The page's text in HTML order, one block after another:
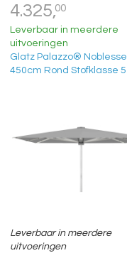
4.325,00
Leverbaar in meerdere
uitvoeringen
Glatz Palazzo® Noblesse
450cm Rond Stofklasse 5
Leverbaar in meerdere
uitvoeringen